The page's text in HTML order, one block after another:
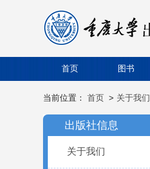
首页 图书
当前位置： 首页 > 关于我们
出版社信息
关于我们